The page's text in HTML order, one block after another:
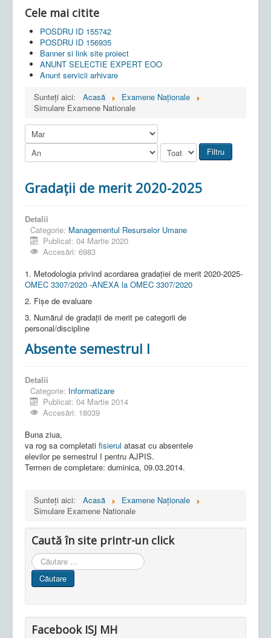
Cele mai citite
POSDRU ID 155742
POSDRU ID 156935
Banner si link site proiect
ANUNT SELECTIE EXPERT EOO
Anunt servicii arhivare
Sunteți aici:
Acasă
Examene Naționale
Simulare Examene Nationale
Filtru
Gradații de merit 2020-2025
Detalii
Categorie: Managementul Resurselor Umane
Publicat: 04 Martie 2020
Accesări: 6983
1. Metodologia privind acordarea gradației de merit 2020-2025-
OMEC 3307/2020 -ANEXA la OMEC 3307/2020
2. Fișe de evaluare
3. Numărul de gradații de merit pe categorii de
personal/discipline
Absente semestrul I
Detalii
Categorie: Informatizare
Publicat: 04 Martie 2014
Accesări: 18039
Buna ziua,
va rog sa completati fisierul atasat cu absentele
elevilor pe semestrul I pentru AJPIS.
Termen de completare: duminica, 09.03.2014.
Sunteți aici: Acasă
Examene Naționale
Simulare Examene Nationale
Caută în site printr-un click
Cauta
in
site
Căutare
Facebook ISJ MH